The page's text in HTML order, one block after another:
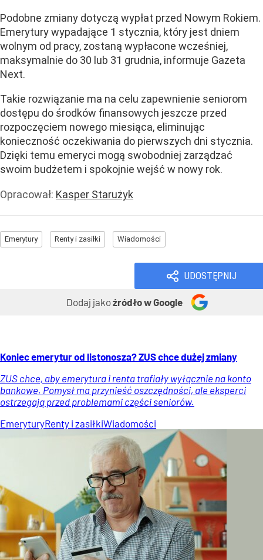
Podobne zmiany dotyczą wypłat przed Nowym Rokiem.
Emerytury wypadające 1 stycznia, który jest dniem
wolnym od pracy, zostaną wypłacone wcześniej,
maksymalnie do 30 lub 31 grudnia, informuje Gazeta
Next.
Takie rozwiązanie ma na celu zapewnienie seniorom
dostępu do środków finansowych jeszcze przed
rozpoczęciem nowego miesiąca, eliminując
konieczność oczekiwania do pierwszych dni stycznia.
Dzięki temu emeryci mogą swobodniej zarządzać
swoim budżetem i spokojnie wejść w nowy rok.
Opracował: Kasper Starużyk
Emerytury Renty i zasiłki Wiadomości
UDOSTĘPNIJ
Dodaj jakoźródło w Google
Koniec emerytur od listonosza? ZUS chce dużej zmiany
ZUS chce, aby emerytura i renta trafiały wyłącznie na konto
bankowe. Pomysł ma przynieść oszczędności, ale eksperci
ostrzegają przed problemami części seniorów.
EmeryturyRenty i zasiłkiWiadomości